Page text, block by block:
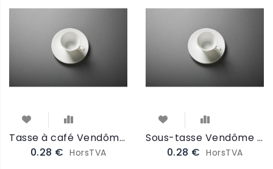
Tasse à café Vendôme 18cl (VTAS)
0.28 € HorsTVA
Sous-tasse Vendôme 16cm (VSTAS)
0.28 € HorsTVA